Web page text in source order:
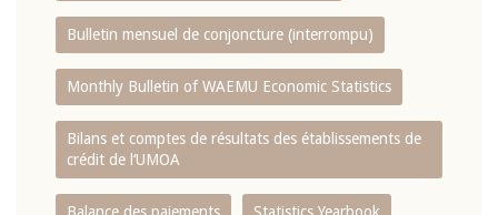
Bulletin mensuel de conjoncture (interrompu)
Monthly Bulletin of WAEMU Economic Statistics
Bilans et comptes de résultats des établissements de
crédit de l‘UMOA